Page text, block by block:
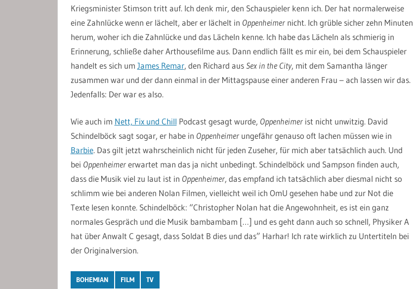
Kriegsminister Stimson tritt auf. Ich denk mir, den Schauspieler kenn ich. Der hat normalerweise
eine Zahnlücke wenn er lächelt, aber er lächelt in Oppenheimernicht. Ich grüble sicher zehn Minuten
herum, woher ich die Zahnlücke und das Lächeln kenne. Ich habe das Lächeln als schmierig in
Erinnerung, schließe daher Arthousefilme aus. Dann endlich fällt es mir ein, bei dem Schauspieler
handelt es sich um James Remar, den Richard ausSex in the City, mit dem Samantha länger
zusammen war und der dann einmal in der Mittagspause einer anderen Frau – ach lassen wir das.
Jedenfalls: Der war es also.
Wie auch im Nett, Fix und Chill Podcast gesagt wurde, Oppenheimerist nicht unwitzig. David
Schindelböck sagt sogar, er habe in Oppenheimerungefähr genauso oft lachen müssen wie in
Barbie. Das gilt jetzt wahrscheinlich nicht für jeden Zuseher, für mich aber tatsächlich auch. Und
bei Oppenheimererwartet man das ja nicht unbedingt. Schindelböck und Sampson finden auch,
dass die Musik viel zu laut ist in Oppenheimer, das empfand ich tatsächlich aber diesmal nicht so
schlimm wie bei anderen Nolan Filmen, vielleicht weil ich OmU gesehen habe und zur Not die
Texte lesen konnte. Schindelböck: “Christopher Nolan hat die Angewohnheit, es ist ein ganz
normales Gespräch und die Musik bambambam […] und es geht dann auch so schnell, Physiker A
hat über Anwalt C gesagt, dass Soldat B dies und das” Harhar! Ich rate wirklich zu Untertiteln bei
der Originalversion.
BOHEMIAN FILM TV